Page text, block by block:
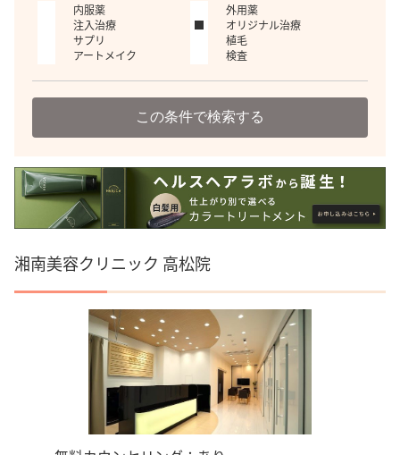
内服薬
外用薬
注入治療
オリジナル治療
サプリ
植毛
アートメイク
検査
この条件で検索する
湘南美容クリニック 高松院